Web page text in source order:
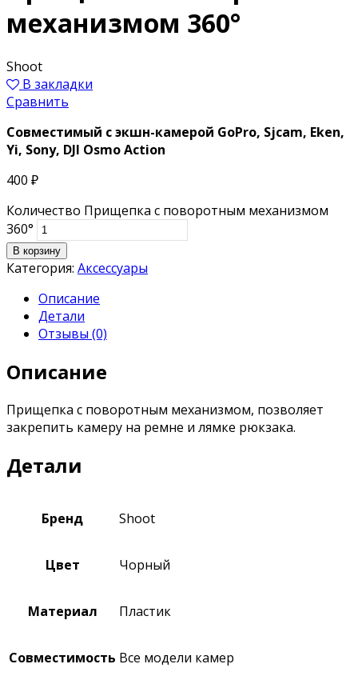
механизмом 360°
Shoot
В закладки
Сравнить
Совместимый с экшн-камерой GoPro, Sjcam, Eken,
Yi, Sony, DJI Osmo Action
400 ₽
Количество Прищепка с поворотным механизмом
360°
В корзину
Категория: Аксессуары
Описание
Детали
Отзывы (0)
Описание
Прищепка с поворотным механизмом, позволяет
закрепить камеру на ремне и лямке рюкзака.
Детали
Бренд Shoot
Цвет Чорный
Материал Пластик
Совместимость Все модели камер